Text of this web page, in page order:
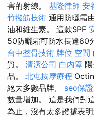
害的射線。 基隆律師 安
竹撥筋技術 通用防曬霜
油和維生素。 這款SPF
50防曬霜可防水長達80
台中整骨技術 牌位 空間
質。 清潔公司 白內障
品。 北屯按摩療程
絕大多數品牌。 seo保
數量增加。 這是我們對
為止，沒有太多證據表